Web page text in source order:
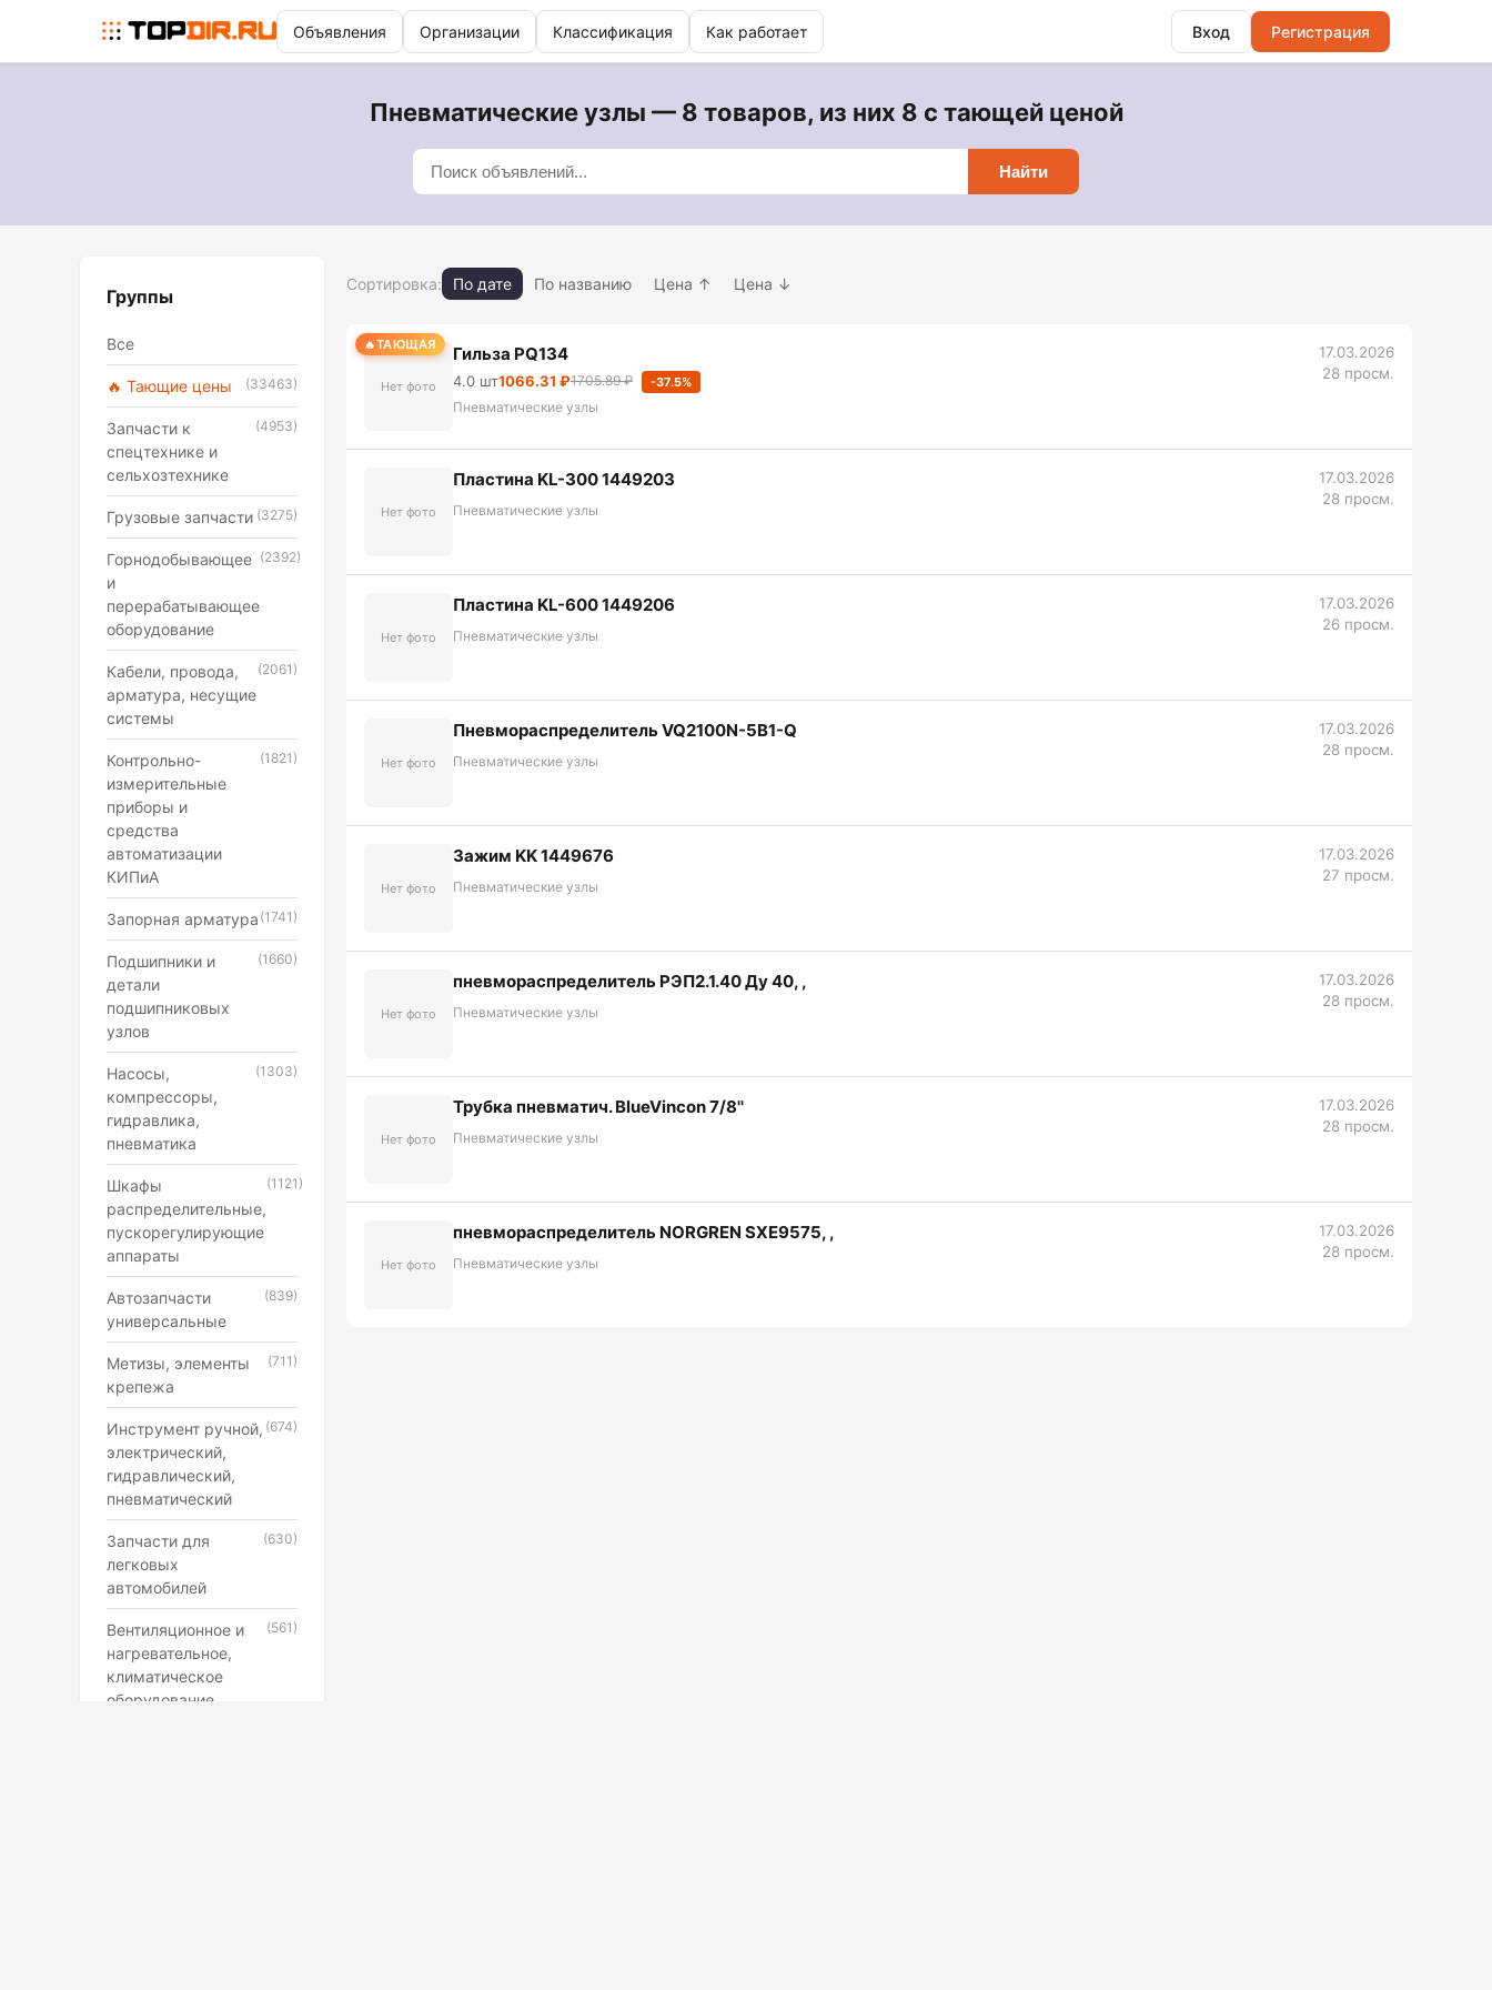
Объявления Организации Классификация Как работает Вход Регистрация
Пневматические узлы — 8 товаров, из них 8 с тающей ценой
Найти
Группы
Все
🔥 Тающие цены (33463)
Запчасти к
спецтехнике и
сельхозтехнике
(4953)
Грузовые запчасти (3275)
Горнодобывающее
и
перерабатывающее
оборудование
(2392)
Кабели, провода,
арматура, несущие
системы
(2061)
Контрольно-
измерительные
приборы и
средства
автоматизации
КИПиА
(1821)
Запорная арматура (1741)
Подшипники и
детали
подшипниковых
узлов
(1660)
Насосы,
компрессоры,
гидравлика,
пневматика
(1303)
Шкафы
распределительные,
пускорегулирующие
аппараты
(1121)
Автозапчасти
универсальные
(839)
Метизы, элементы
крепежа
(711)
Инструмент ручной,
электрический,
гидравлический,
пневматический
(674)
Запчасти для
легковых
автомобилей
(630)
Вентиляционное и
нагревательное,
климатическое
оборудование
(561)
Сортировка: По дате По названию Цена ↑ Цена ↓
ТАЮЩАЯ
Нет фото
Гильза PQ134
4.0 шт1066.31 ₽1705.89 ₽ -37.5%
Пневматические узлы
17.03.2026
28 просм.
Нет фото
Пластина KL-300 1449203
Пневматические узлы
17.03.2026
28 просм.
Нет фото
Пластина KL-600 1449206
Пневматические узлы
17.03.2026
26 просм.
Нет фото
Пневмораспределитель VQ2100N-5B1-Q
Пневматические узлы
17.03.2026
28 просм.
Нет фото
Зажим KK 1449676
Пневматические узлы
17.03.2026
27 просм.
Нет фото
пневмораспределитель РЭП2.1.40 Ду 40, ,
Пневматические узлы
17.03.2026
28 просм.
Нет фото
Трубка пневматич. BlueVincon 7/8''
Пневматические узлы
17.03.2026
28 просм.
Нет фото
пневмораспределитель NORGREN SXE9575, ,
Пневматические узлы
17.03.2026
28 просм.